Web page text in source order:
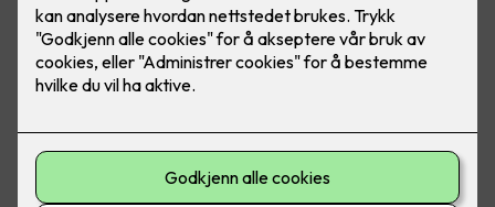
om du bor i borettslag eller sameie? Det er godt å vite om
du har eller skal skaffe elbil.